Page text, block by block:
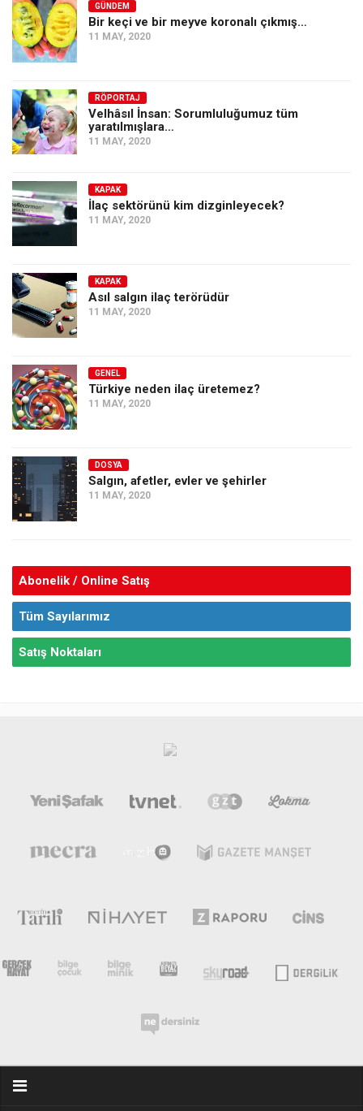
GÜNDEM
Bir keçi ve bir meyve koronalı çıkmış…
11 MAY, 2020
RÖPORTAJ
Velhâsıl İnsan: Sorumluluğumuz tüm
yaratılmışlara…
11 MAY, 2020
KAPAK
İlaç sektörünü kim dizginleyecek?
11 MAY, 2020
KAPAK
Asıl salgın ilaç terörüdür
11 MAY, 2020
GENEL
Türkiye neden ilaç üretemez?
11 MAY, 2020
DOSYA
Salgın, afetler, evler ve şehirler
11 MAY, 2020
Abonelik / Online Satış
Tüm Sayılarımız
Satış Noktaları